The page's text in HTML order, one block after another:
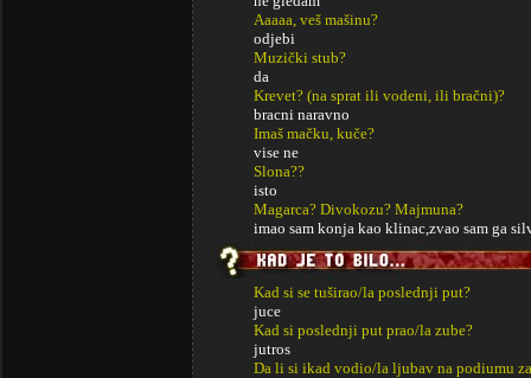
Aaaaa, veš mašinu?
odjebi
Muzički stub?
da
Krevet? (na sprat ili vodeni, ili bračni)?
bracni naravno
Imaš mačku, kuče?
vise ne
Slona??
isto
Magarca? Divokozu? Majmuna?
imao sam konja kao klinac,zvao sam ga
Kad si se tuširao/la poslednji put?
juce
Kad si poslednji put prao/la zube?
jutros
Da li si ikad vodio/la ljubav na podiumu